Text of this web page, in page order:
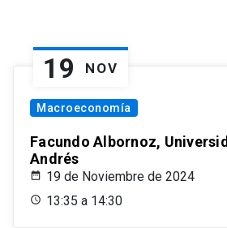
19 NOV
Macroeconomía
Facundo Albornoz,
Andrés
19 de Noviembre de 2024
13:35 a 14:30